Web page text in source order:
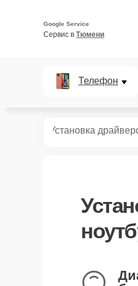
Google Service
Сервис в Тюмени
Телефон
Установка